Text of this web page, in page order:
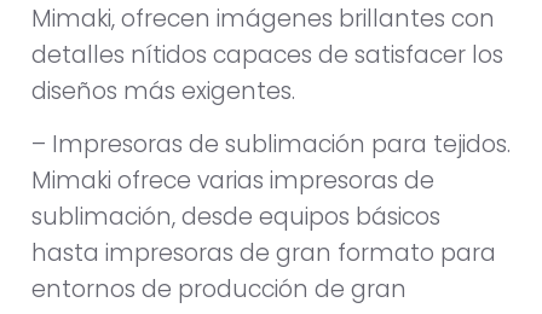
Mimaki, ofrecen imágenes brillantes con
detalles nítidos capaces de satisfacer los
diseños más exigentes.
– Impresoras de sublimación para tejidos.
Mimaki ofrece varias impresoras de
sublimación, desde equipos básicos
hasta impresoras de gran formato para
entornos de producción de gran